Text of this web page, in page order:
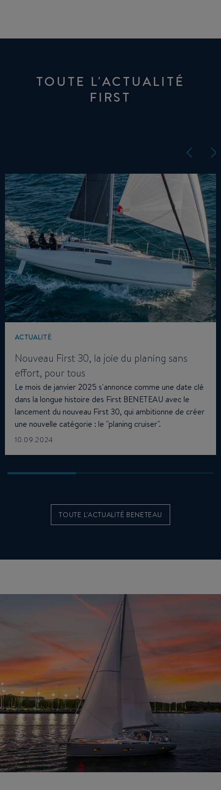
TOUTE L'ACTUALITÉ
FIRST
ACTUALITÉ
Nouveau First 30, la joie du planing sans
effort, pour tous
Le mois de janvier 2025 s'annonce comme une date clé
dans la longue histoire des First BENETEAU avec le
lancement du nouveau First 30, qui ambitionne de créer
une nouvelle catégorie : le "planing cruiser".
10.09.2024
TOUTE L'ACTUALITÉ BENETEAU